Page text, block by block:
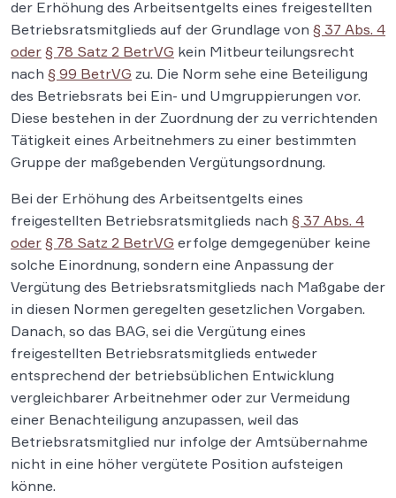
der Erhöhung des Arbeitsentgelts eines freigestellten
Betriebsratsmitglieds auf der Grundlage von § 37 Abs. 4
oder § 78 Satz 2 BetrVG kein Mitbeurteilungsrecht
nach § 99 BetrVG zu. Die Norm sehe eine Beteiligung
des Betriebsrats bei Ein- und Umgruppierungen vor.
Diese bestehen in der Zuordnung der zu verrichtenden
Tätigkeit eines Arbeitnehmers zu einer bestimmten
Gruppe der maßgebenden Vergütungsordnung.
Bei der Erhöhung des Arbeitsentgelts eines
freigestellten Betriebsratsmitglieds nach § 37 Abs. 4
oder § 78 Satz 2 BetrVG erfolge demgegenüber keine
solche Einordnung, sondern eine Anpassung der
Vergütung des Betriebsratsmitglieds nach Maßgabe der
in diesen Normen geregelten gesetzlichen Vorgaben.
Danach, so das BAG, sei die Vergütung eines
freigestellten Betriebsratsmitglieds entweder
entsprechend der betriebsüblichen Entwicklung
vergleichbarer Arbeitnehmer oder zur Vermeidung
einer Benachteiligung anzupassen, weil das
Betriebsratsmitglied nur infolge der Amtsübernahme
nicht in eine höher vergütete Position aufsteigen
könne.